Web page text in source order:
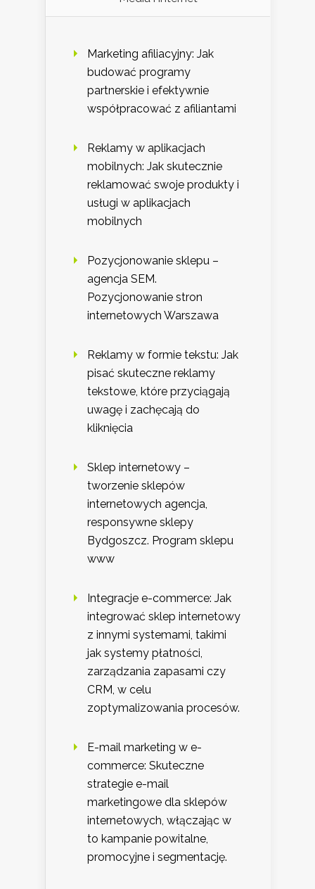
Marketing afiliacyjny: Jak
budować programy
partnerskie i efektywnie
współpracować z afiliantami
Reklamy w aplikacjach
mobilnych: Jak skutecznie
reklamować swoje produkty i
usługi w aplikacjach
mobilnych
Pozycjonowanie sklepu –
agencja SEM.
Pozycjonowanie stron
internetowych Warszawa
Reklamy w formie tekstu: Jak
pisać skuteczne reklamy
tekstowe, które przyciągają
uwagę i zachęcają do
kliknięcia
Sklep internetowy –
tworzenie sklepów
internetowych agencja,
responsywne sklepy
Bydgoszcz. Program sklepu
www
Integracje e-commerce: Jak
integrować sklep internetowy
z innymi systemami, takimi
jak systemy płatności,
zarządzania zapasami czy
CRM, w celu
zoptymalizowania procesów.
E-mail marketing w e-
commerce: Skuteczne
strategie e-mail
marketingowe dla sklepów
internetowych, włączając w
to kampanie powitalne,
promocyjne i segmentację.